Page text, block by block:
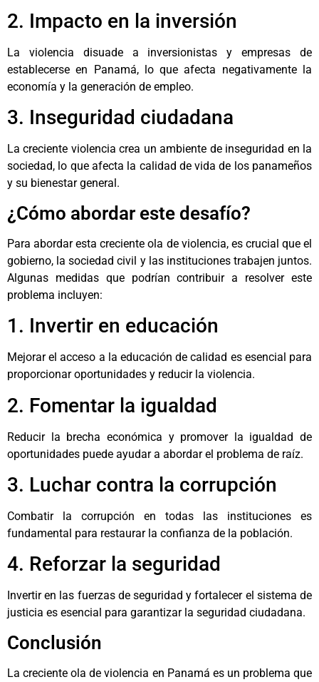
2. Impacto en la inversión
La violencia disuade a inversionistas y empresas de
establecerse en Panamá, lo que afecta negativamente la
economía y la generación de empleo.
3. Inseguridad ciudadana
La creciente violencia crea un ambiente de inseguridad en la
sociedad, lo que afecta la calidad de vida de los panameños
y su bienestar general.
¿Cómo abordar este desafío?
Para abordar esta creciente ola de violencia, es crucial que el
gobierno, la sociedad civil y las instituciones trabajen juntos.
Algunas medidas que podrían contribuir a resolver este
problema incluyen:
1. Invertir en educación
Mejorar el acceso a la educación de calidad es esencial para
proporcionar oportunidades y reducir la violencia.
2. Fomentar la igualdad
Reducir la brecha económica y promover la igualdad de
oportunidades puede ayudar a abordar el problema de raíz.
3. Luchar contra la corrupción
Combatir la corrupción en todas las instituciones es
fundamental para restaurar la confianza de la población.
4. Reforzar la seguridad
Invertir en las fuerzas de seguridad y fortalecer el sistema de
justicia es esencial para garantizar la seguridad ciudadana.
Conclusión
La creciente ola de violencia en Panamá es un problema que